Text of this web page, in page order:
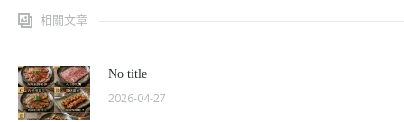
相關文章
No title
2026-04-27